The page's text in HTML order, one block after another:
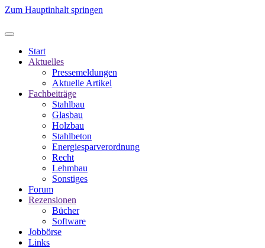
Zum Hauptinhalt springen
Start
Aktuelles
Pressemeldungen
Aktuelle Artikel
Fachbeiträge
Stahlbau
Glasbau
Holzbau
Stahlbeton
Energiesparverordnung
Recht
Lehmbau
Sonstiges
Forum
Rezensionen
Bücher
Software
Jobbörse
Links